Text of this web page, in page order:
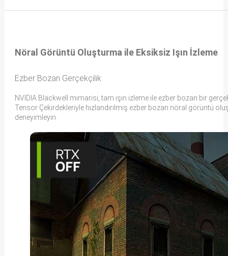
Nöral Görüntü Oluşturma ile Eksiksiz Işın İzleme
Ezber Bozan Gerçekçilik
NVIDIA Blackwell mimarisi, tam ışın izleme ile ezber bozan bir
Tensor Çekirdekleriyle hızlandırılmış ezber bozan nöral görüntü
deneyimleyin.